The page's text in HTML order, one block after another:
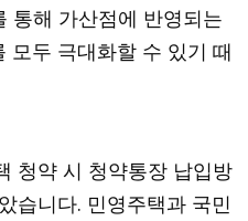
통해 가산점에 반영되는
모두 극대화할 수 있기 때
청약 시 청약통장 납입방
습니다. 민영주택과 국민